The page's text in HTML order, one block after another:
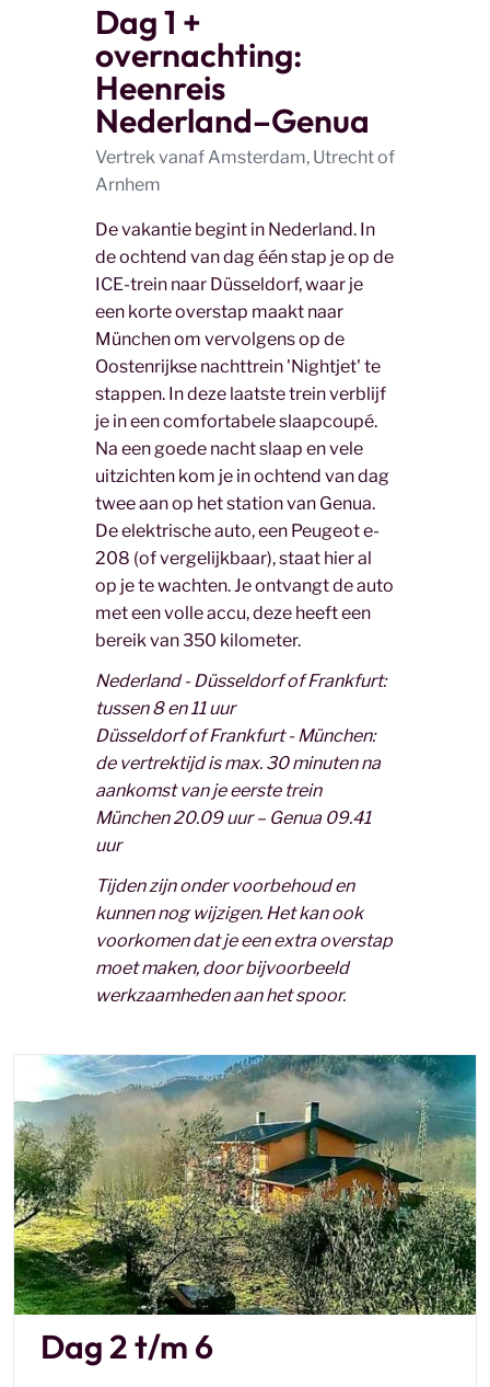
Dag 1 +
overnachting:
Heenreis
Nederland–Genua
Vertrek vanaf Amsterdam, Utrecht of
Arnhem
De vakantie begint in Nederland. In
de ochtend van dag één stap je op de
ICE-trein naar Düsseldorf, waar je
een korte overstap maakt naar
München om vervolgens op de
Oostenrijkse nachttrein 'Nightjet' te
stappen. In deze laatste trein verblijf
je in een comfortabele slaapcoupé.
Na een goede nacht slaap en vele
uitzichten kom je in ochtend van dag
twee aan op het station van Genua.
De elektrische auto, een Peugeot e-
208 (of vergelijkbaar), staat hier al
op je te wachten. Je ontvangt de auto
met een volle accu, deze heeft een
bereik van 350 kilometer.
Nederland - Düsseldorf of Frankfurt:
tussen 8 en 11 uur
Düsseldorf of Frankfurt - München:
de vertrektijd is max. 30 minuten na
aankomst van je eerste trein
München 20.09 uur – Genua 09.41
uur
Tijden zijn onder voorbehoud en
kunnen nog wijzigen. Het kan ook
voorkomen dat je een extra overstap
moet maken, door bijvoorbeeld
werkzaamheden aan het spoor.
Dag 2 t/m 6